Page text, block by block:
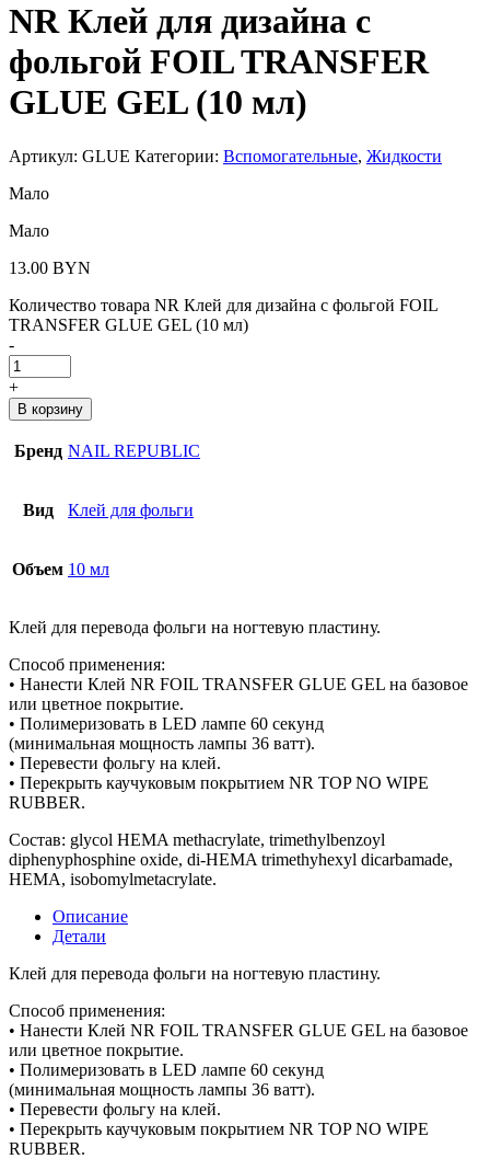
NR Клей для дизайна с
фольгой FOIL TRANSFER
GLUE GEL (10 мл)
Артикул: GLUE Категории: Вспомогательные, Жидкости
Мало
Мало
13.00 BYN
Количество товара NR Клей для дизайна с фольгой FOIL
TRANSFER GLUE GEL (10 мл)
-
+
В корзину
Бренд NAIL REPUBLIC
Вид Клей для фольги
Объем 10 мл
Клей для перевода фольги на ногтевую пластину.
Способ применения:
• Нанести Клей NR FOIL TRANSFER GLUE GEL на базовое
или цветное покрытие.
• Полимеризовать в LED лампе 60 секунд
(минимальная мощность лампы 36 ватт).
• Перевести фольгу на клей.
• Перекрыть каучуковым покрытием NR TOP NO WIPE
RUBBER.
Состав: glycol HEMA methacrylate, trimethylbenzoyl
diphenyphosphine oxide, di-HEMA trimethyhexyl dicarbamade,
HEMA, isobomylmetacrylate.
Описание
Детали
Клей для перевода фольги на ногтевую пластину.
Способ применения:
• Нанести Клей NR FOIL TRANSFER GLUE GEL на базовое
или цветное покрытие.
• Полимеризовать в LED лампе 60 секунд
(минимальная мощность лампы 36 ватт).
• Перевести фольгу на клей.
• Перекрыть каучуковым покрытием NR TOP NO WIPE
RUBBER.